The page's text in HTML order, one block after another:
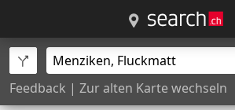
Feedback | Zur alten Karte wechseln